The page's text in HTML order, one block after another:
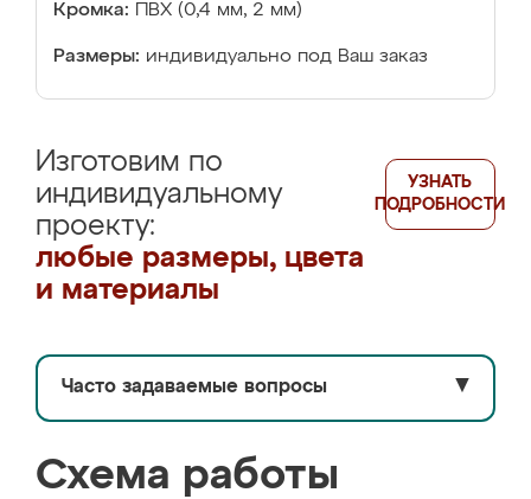
Кромка: ПВХ (0,4 мм, 2 мм)
Размеры: индивидуально под Ваш заказ
Изготовим по
индивидуальному
проекту:
любые размеры, цвета
и материалы
УЗНАТЬ
ПОДРОБНОСТИ
Часто задаваемые вопросы ▼
Схема работы